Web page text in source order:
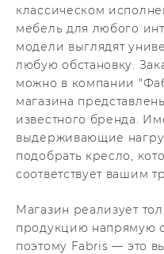
классическом
мебель для любого
модели выглядят
любую обстановку.
можно в компании
магазина
известного бренда.
выдерживающие
подобрать кресло,
соответствует вашим
Магазин реализует
продукцию напрямую
поэтому Fabris — это